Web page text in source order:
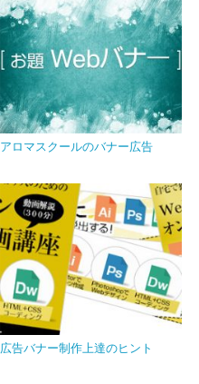
アロマスクールのバナー広告
広告バナー制作上達のヒント